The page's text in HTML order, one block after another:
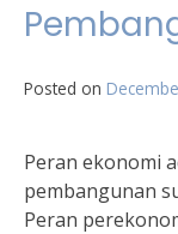
Posted on
Peran ekonomi
pembangunan
Peran